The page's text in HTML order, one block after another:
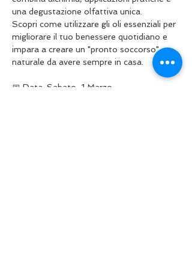
una degustazione olfattiva unica.
Scopri come utilizzare gli oli essenziali per
migliorare il tuo benessere quotidiano e
impara a creare un "pronto soccorso"
naturale da avere sempre in casa.
📅 Data: Sabato, 1 Marzo